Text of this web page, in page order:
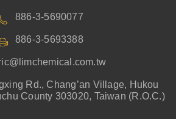
886-3-5690077
886-3-5693388
Rd., Chang’an Village, Hukou
County 303020, Taiwan (R.O.C.)